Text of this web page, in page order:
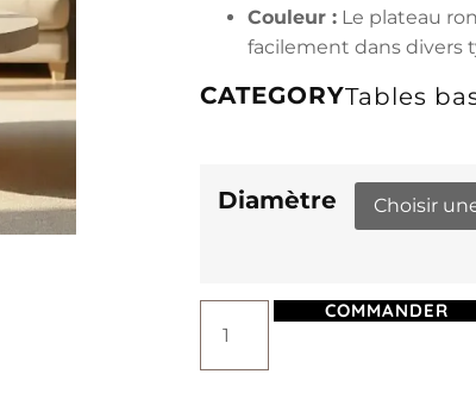
Couleur :Le plateau
facilement dans divers
CATEGORYTables
Diamètre
COMMANDER